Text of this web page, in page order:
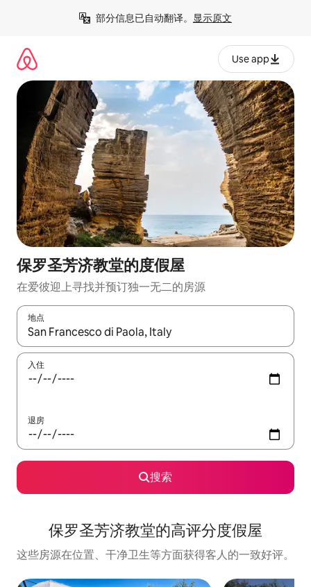
部分信息已自动翻译。 显示原文
Use app
保罗圣芳济教堂的度假屋
在爱彼迎上寻找并预订独一无二的房源
地点
如有搜索结果，请使用上下方向键查看，或通过点击或滑动手势
入住
退房
搜索
保罗圣芳济教堂的高评分度假屋
这些房源在位置、干净卫生等方面获得客人的一致好评。